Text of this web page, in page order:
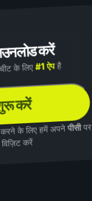
करें
के लिए#1 ऐपहै
करें
करने के लिए हमें अपनेपीसीपर
विज़िट करें